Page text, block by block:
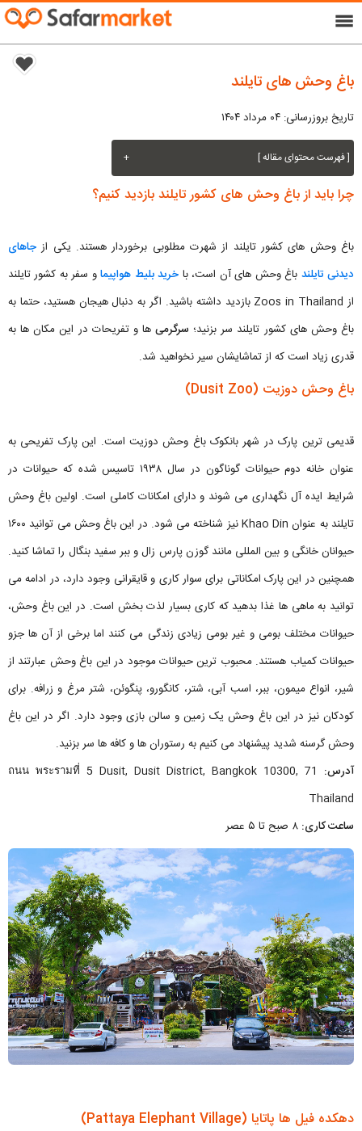
menu
باغ وحش های تایلند
تاریخ بروزرسانی: ۰۴ مرداد ۱۴۰۴
[ فهرست محتوای مقاله ] +
چرا باید از باغ وحش های کشور تایلند بازدید کنیم؟
باغ وحش های کشور تایلند از شهرت مطلوبی برخوردار هستند. یکی از جاهای
دیدنی تایلند باغ وحش های آن است، با خرید بلیط هواپیماو سفر به کشور تایلند
از Zoos in Thailand بازدید داشته باشید. اگر به دنبال هیجان هستید، حتما به
باغ وحش های کشور تایلند سر بزنید؛ سرگرمیها و تفریحات در این مکان ها به
قدری زیاد است که از تماشایشان سیر نخواهید شد.
باغ وحش دوزیت (Dusit Zoo)
قدیمی ترین پارک در شهر بانکوک باغ وحش دوزیت است. این پارک تفریحی به
عنوان خانه دوم حیوانات گوناگون در سال ۱۹۳۸ تاسیس شده که حیوانات در
شرایط ایده آل نگهداری می شوند و دارای امکانات کاملی است. اولین باغ وحش
تایلند به عنوان Khao Din نیز شناخته می شود. در این باغ وحش می توانید ۱۶۰۰
حیوانان خانگی و بین المللی مانند گوزن پارس زال و ببر سفید بنگال را تماشا کنید.
همچنین در این پارک امکاناتی برای سوار کاری و قایقرانی وجود دارد، در ادامه می
توانید به ماهی ها غذا بدهید که کاری بسیار لذت بخش است. در این باغ وحش،
حیوانات مختلف بومی و غیر بومی زیادی زندگی می کنند اما برخی از آن ها جزو
حیوانات کمیاب هستند. محبوب ترین حیوانات موجود در این باغ وحش عبارتند از
شیر، انواع میمون، ببر، اسب آبی، شتر، کانگورو، پنگوئن، شتر مرغ و زرافه. برای
کودکان نیز در این باغ وحش یک زمین و سالن بازی وجود دارد. اگر در این باغ
وحش گرسنه شدید پیشنهاد می کنیم به رستوران ها و کافه ها سر بزنید.
آدرس:
71 ถนน พระรามที่ 5 Dusit, Dusit District, Bangkok 10300,
Thailand
ساعت کاری:
دهکده فیل ها پاتایا (Pattaya Elephant Village)